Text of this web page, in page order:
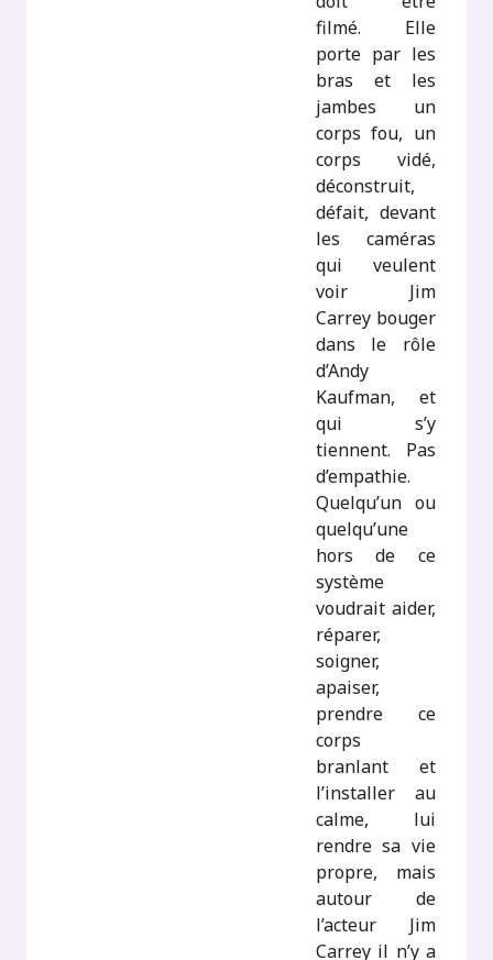
filmé. Elle
porte par les
bras et les
jambes un
corps fou, un
corps vidé,
déconstruit,
défait, devant
les caméras
qui veulent
voir Jim
Carrey bouger
dans le rôle
d’Andy
Kaufman, et
qui s’y
tiennent. Pas
d’empathie.
Quelqu’un ou
quelqu’une
hors de ce
système
voudrait aider,
réparer,
soigner,
apaiser,
prendre ce
corps
branlant et
l’installer au
calme, lui
rendre sa vie
propre, mais
autour de
l’acteur Jim
Carrey il n’y a